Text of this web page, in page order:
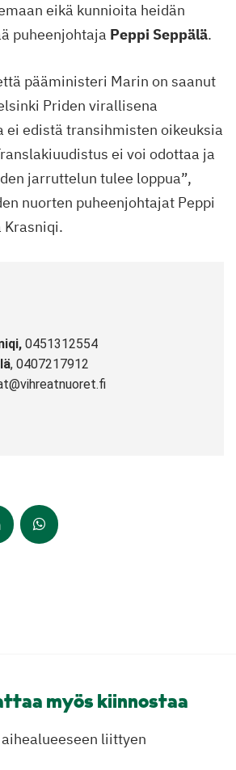
eikä kunnioita heidän
puheenjohtaja Peppi Seppälä.
pääministeri Marin on saanut
Priden virallisena
ei edistä transihmisten oikeuksia
ei voi odottaa ja
jarruttelun tulee loppua”,
nuorten puheenjohtajat Peppi
Krasniqi.
0451312554
, 0407217912
myös kiinnostaa
liittyen